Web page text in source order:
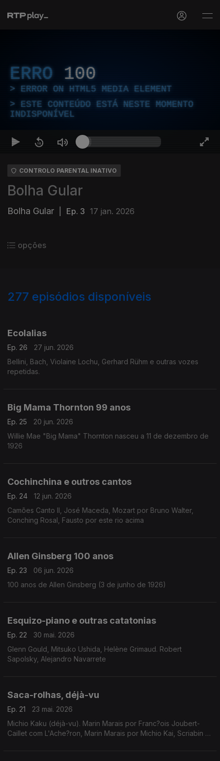
ERRO 100
ERROR ON HTML5 MEDIA ELEMENT
ESTE CONTEÚDO ESTÁ NESTE MOMENTO
INDISPONÍVEL
CONTROLO PARENTAL INATIVO
Bolha Gular
Bolha Gular Ep. 3 17 jan. 2026
opções
277 episódios disponíveis
Ecolalias
Ep. 26
27 jun. 2026
Bellini, Bach, Violaine Lochu, Gerhard Rühm e outras vozes
repetidas.
Big Mama Thornton 99 anos
Ep. 25
20 jun. 2026
Willie Mae "Big Mama" Thornton nasceu a 11 de dezembro de
1926
Cochinchina e outros cantos
Ep. 24
12 jun. 2026
Camões Canto II, José Maceda, Mozart por Bruno Walter,
Conching Rosal, Fausto por este rio acima
Allen Ginsberg 100 anos
Ep. 23
06 jun. 2026
100 anos de Allen Ginsberg (3 de junho de 1926)
Esquizo-piano e outras catatonias
Ep. 22
30 mai. 2026
Glenn Gould, Mitsuko Ushida, Helène Grimaud. Robert
Sapolsky, Alejandro Navarrete
Saca-rolhas, déjà-vu
Ep. 21
23 mai. 2026
Michio Kaku (déjà-vu). Marin Marais por Franc?ois Joubert-
Caillet com L'Ache?ron, Marin Marais por Michio Kai, Scriabin (o